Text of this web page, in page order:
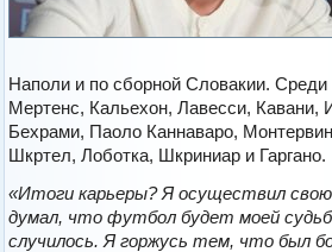
Наполи и по сборной Словакии.
Мертенс, Кальехон, Лавесси, Кавани,
Бехрами, Паоло Каннаваро,
Шкртел, Лоботка, Шкриниар и Гаргано.
«Итоги карьеры? Я осуществил
думал, что футбол будет моей
случилось. Я горжусь тем, что был